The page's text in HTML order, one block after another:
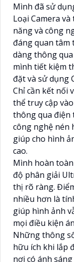
Mình đã sử
Loại Camera
năng và công
đáng quan tâm
dàng thông
mình tiết kiệm
đặt và sử dụng
Chỉ cần kết nối
thể truy cập
thông qua điện
công nghệ nén
giúp cho hình
cao.
Mình hoàn
độ phân giải
thị rõ ràng.
nhiều hơn là
giúp hình ảnh
mọi điều kiện
Những thông
hữu ích khi lắp
nơi có ánh